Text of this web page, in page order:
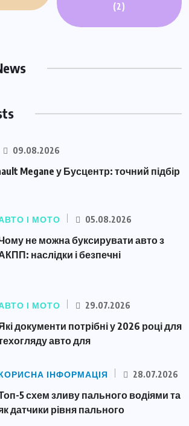
(2)
09.08.2026
Megane у Бусцентр: точний підбір
І МОТО 05.08.2026
не можна буксирувати авто з
наслідки і безпечні
І МОТО 29.07.2026
документи потрібні у 2026 році для
авто для
ІНФОРМАЦІЯ 28.07.2026
5 схем зливу пального водіями та
датчики рівня пального